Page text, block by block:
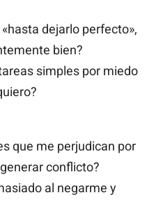
dejarlo perfecto»,
bien?
simples por miedo
que me perjudican por
conflicto?
al negarme y